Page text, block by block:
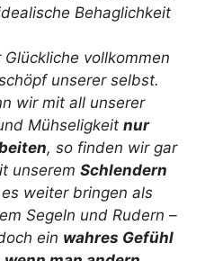
Behaglichkeit
vollkommen
unserer selbst.
wir mit all unserer
Mühseligkeit nur
, so finden wir gar
unserem Schlendern
es weiter bringen als
Segeln und Rudern –
ein wahres Gefühl